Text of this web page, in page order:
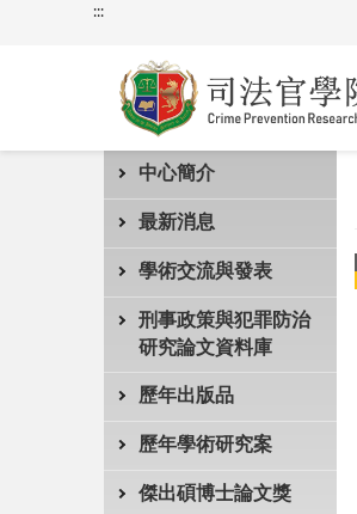
:::
中心簡介
最新消息
學術交流與發表
刑事政策與犯罪防治
研究論文資料庫
歷年出版品
歷年學術研究案
傑出碩博士論文獎